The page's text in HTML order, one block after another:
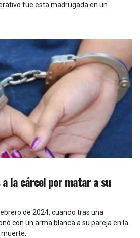
fue esta madrugada en un
la cárcel por matar a su
de 2024, cuando tras una
con un arma blanca a su pareja en la